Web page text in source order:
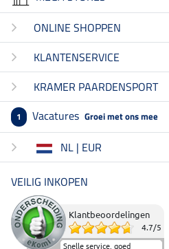
ONLINE SHOPPEN
KLANTENSERVICE
KRAMER PAARDENSPORT
1 Vacatures Groei met ons mee
NL | EUR
VEILIG INKOPEN
Klantbeoordelingen
4.7/5
Snelle service, goed